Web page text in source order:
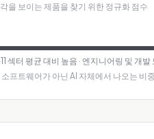
을 보이는 제품을 찾기 위한 정규화 점수
섹터 평균 대비 높음 · 엔지니어링 및 개
프트웨어가 아닌 AI 자체에서 나오는 비중